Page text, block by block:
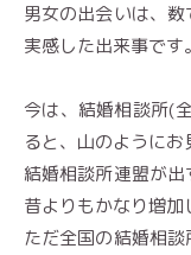
男女の出会いは、
実感した出来事です。
今は、結婚相談所(
ると、山のようにお
結婚相談所連盟が
昔よりもかなり増加
ただ全国の結婚相